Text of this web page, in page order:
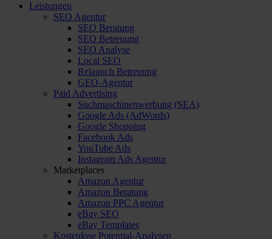
Leistungen
SEO Agentur
SEO Beratung
SEO Betreuung
SEO Analyse
Local SEO
Relaunch Betreuung
GEO-Agentur
Paid Advertising
Suchmaschinenwerbung (SEA)
Google Ads (AdWords)
Google Shopping
Facebook Ads
YouTube Ads
Instagram Ads Agentur
Marketplaces
Amazon Agentur
Amazon Beratung
Amazon PPC Agentur
eBay SEO
eBay Templates
Kostenlose Potential-Analysen